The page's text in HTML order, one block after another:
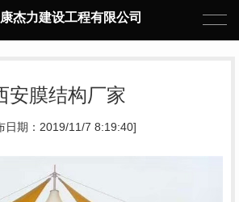
杰力建设工程有限公司
安膜结构厂家
日期：2019/11/7 8:19:40]